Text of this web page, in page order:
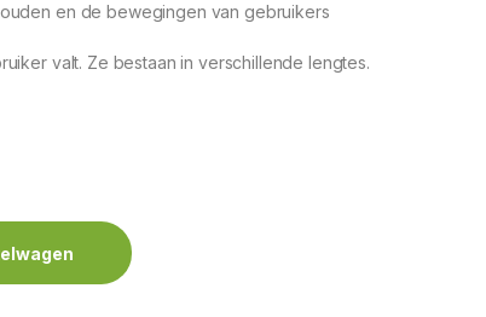
en de bewegingen van gebruikers
valt. Ze bestaan ​​in verschillende lengtes.